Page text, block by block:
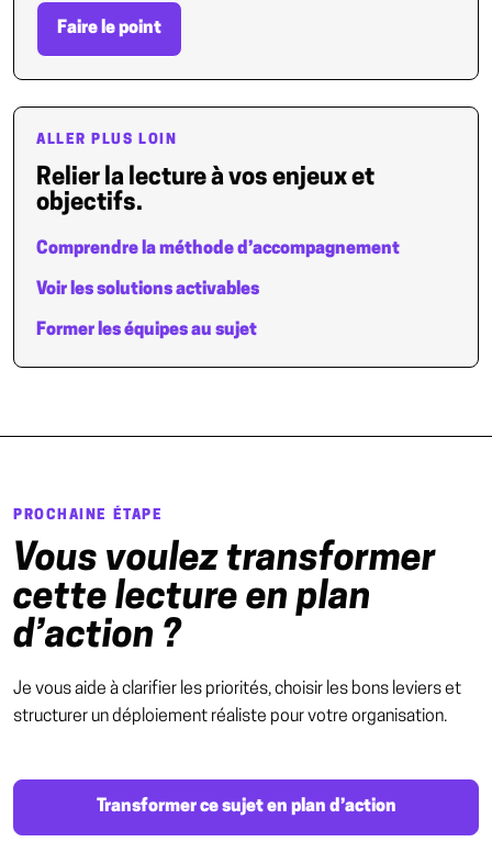
Faire le point
ALLER PLUS LOIN
Relier la lecture à vos enjeux et
objectifs.
Comprendre la méthode d’accompagnement
Voir les solutions activables
Former les équipes au sujet
PROCHAINE ÉTAPE
Vous voulez transformer
cette lecture en plan
d’action ?
Je vous aide à clarifier les priorités, choisir les bons leviers et
structurer un déploiement réaliste pour votre organisation.
Transformer ce sujet en plan d’action